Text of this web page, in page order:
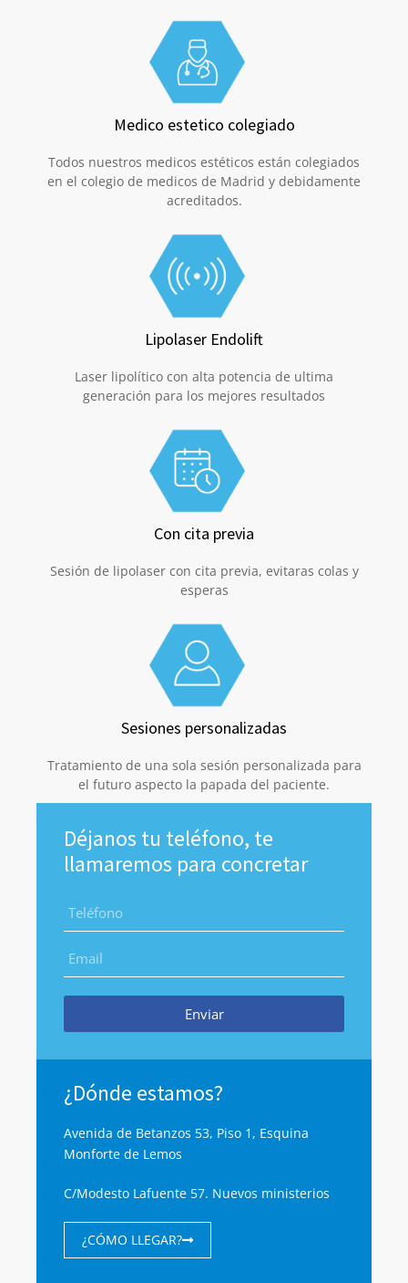
Medico estetico colegiado
Todos nuestros medicos estéticos están colegiados
en el colegio de medicos de Madrid y debidamente
acreditados.
Lipolaser Endolift
Laser lipolítico con alta potencia de ultima
generación para los mejores resultados
Con cita previa
Sesión de lipolaser con cita previa, evitaras colas y
esperas
Sesiones personalizadas
Tratamiento de una sola sesión personalizada para
el futuro aspecto la papada del paciente.
Déjanos tu teléfono, te
llamaremos para concretar
Enviar
¿Dónde estamos?
Avenida de Betanzos 53, Piso 1, Esquina
Monforte de Lemos
C/Modesto Lafuente 57. Nuevos ministerios
¿CÓMO LLEGAR?